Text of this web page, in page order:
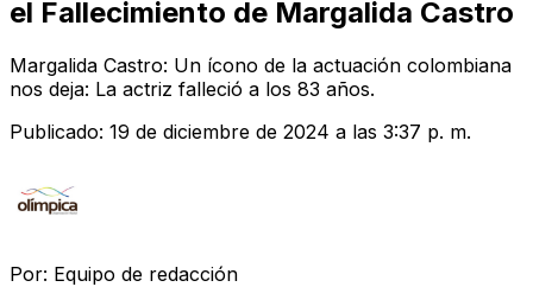
el Fallecimiento de Margalida Castro
Margalida Castro: Un ícono de la actuación colombiana
nos deja: La actriz falleció a los 83 años.
Publicado: 19 de diciembre de 2024 a las 3:37 p. m.
Por: Equipo de redacción